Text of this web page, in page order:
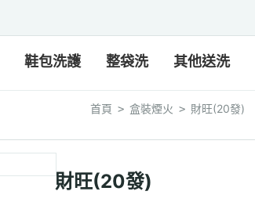
鞋包洗護 整袋洗 其他送洗
首頁 > 盒裝煙火 > 財旺(20發)
財旺(20發)